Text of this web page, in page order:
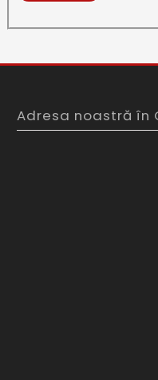
Adresa noastră în